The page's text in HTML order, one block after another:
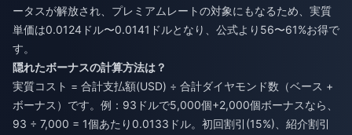
ータスが解放され、プレミアムレートの対象にもなるため、実質
単価は0.0124ドル〜0.0141ドルとなり、公式より56〜61%お得で
す。
隠れたボーナスの計算方法は？
実質コスト = 合計支払額(USD) ÷ 合計ダイヤモンド数（ベース +
ボーナス）です。例：93ドルで5,000個+2,000個ボーナスなら、
93 ÷ 7,000 = 1個あたり0.0133ドル。初回割引(15%)、紹介割引